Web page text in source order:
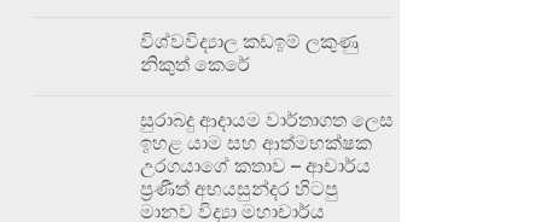
විශ්වවිද්‍යාල කඩඉම් ලකුණු
නිකුත් කෙරේ
සුරාබදු ආදායම වාර්තාගත ලෙස
ඉහළ යාම සහ ආත්මභක්ෂක
උරගයාගේ කතාව – ආචාර්ය
ප්‍රණීත් අභයසුන්දර හිටපු
මානව විද්‍යා මහාචාර්ය